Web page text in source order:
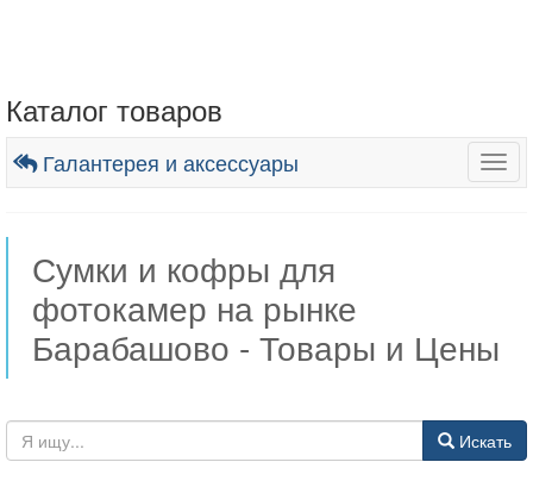
Каталог товаров
Галантерея и аксессуары
Сумки и кофры для
фотокамер на рынке
Барабашово - Товары и Цены
Искать